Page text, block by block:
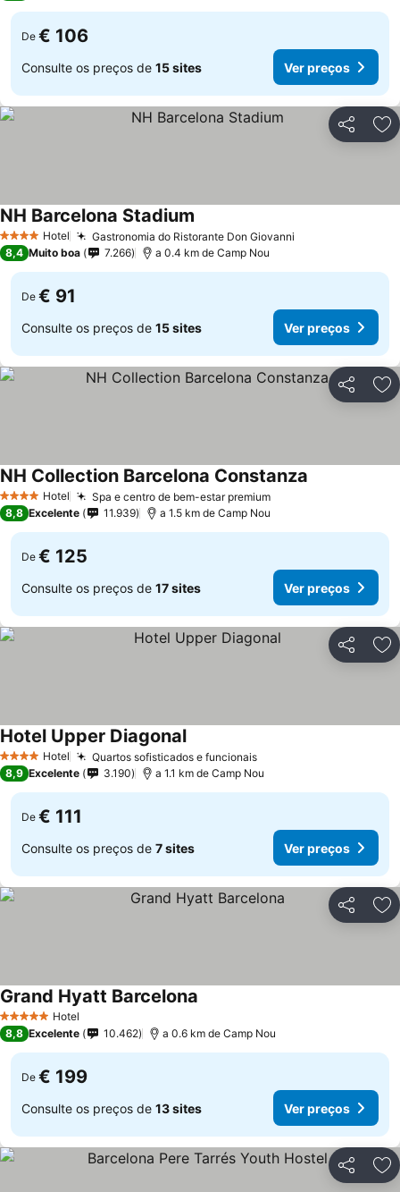
De € 106
Consulte os preços de 15 sites Ver preços
Partilhar
4 EstrelasHotel Gastronomia do Ristorante Don Giovanni
NH Barcelona Stadium
8,4 Muito boa 7.266 a 0.4 km de Camp Nou
De € 91
Consulte os preços de 15 sites Ver preços
Partilhar
4 EstrelasHotel Spa e centro de bem-estar premium
NH Collection Barcelona Constanza
8,8 Excelente 11.939 a 1.5 km de Camp Nou
De € 125
Consulte os preços de 17 sites Ver preços
Partilhar
4 EstrelasHotel Quartos sofisticados e funcionais
Hotel Upper Diagonal
8,9 Excelente 3.190 a 1.1 km de Camp Nou
De € 111
Consulte os preços de 7 sites Ver preços
Partilhar
5 Estrelas Hotel
Grand Hyatt Barcelona
8,8 Excelente 10.462 a 0.6 km de Camp Nou
De € 199
Consulte os preços de 13 sites Ver preços
Partilhar